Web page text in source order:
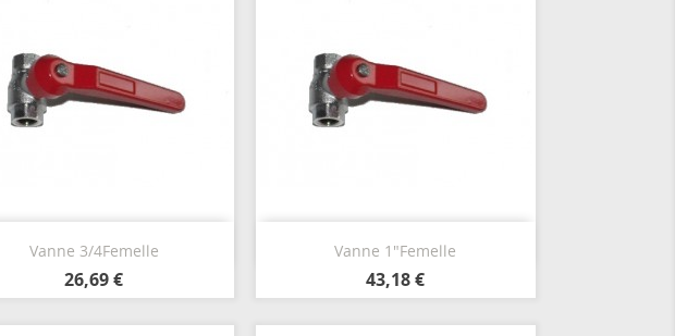
Vanne 3/4Femelle
26,69 €
 Vanne 1"Femelle
43,18 €
